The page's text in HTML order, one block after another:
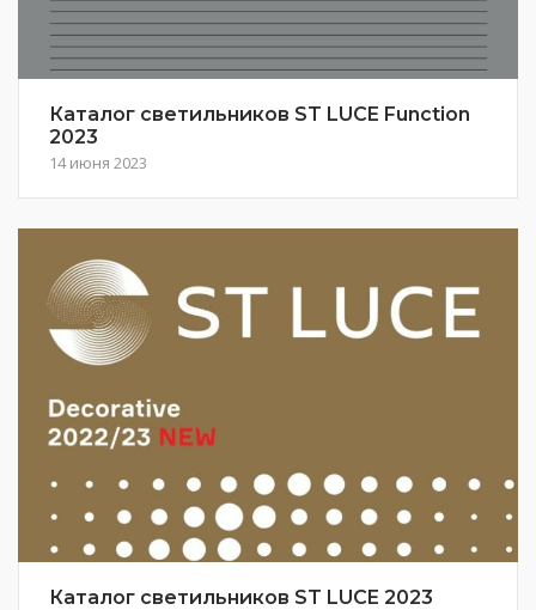
Каталог светильников ST LUCE Function
2023
14 июня 2023
Каталог светильников ST LUCE 2023